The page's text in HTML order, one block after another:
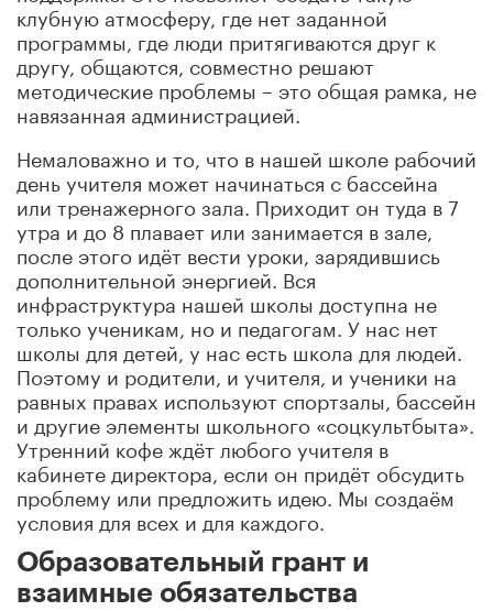
клубную атмосферу, где нет заданной
программы, где люди притягиваются друг к
другу, общаются, совместно решают
методические проблемы – это общая рамка, не
навязанная администрацией.
Немаловажно и то, что в нашей школе рабочий
день учителя может начинаться с бассейна
или тренажерного зала. Приходит он туда в 7
утра и до 8 плавает или занимается в зале,
после этого идёт вести уроки, зарядившись
дополнительной энергией. Вся
инфраструктура нашей школы доступна не
только ученикам, но и педагогам. У нас нет
школы для детей, у нас есть школа для людей.
Поэтому и родители, и учителя, и ученики на
равных правах используют спортзалы, бассейн
и другие элементы школьного «соцкультбыта».
Утренний кофе ждёт любого учителя в
кабинете директора, если он придёт обсудить
проблему или предложить идею. Мы создаём
условия для всех и для каждого.
Образовательный грант и
взаимные обязательства